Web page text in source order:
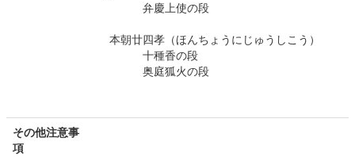
弁慶上使の段
本朝廿四孝（ほんちょうにじゅうしこう）
十種香の段
奥庭狐火の段
その他注意事
項